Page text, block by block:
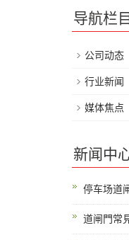
导航栏目
公司动态
行业新闻
媒体焦点
新闻中
停车场道
道闸門常